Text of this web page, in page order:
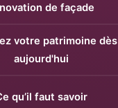
de façade
votre patrimoine dès
aujourd'hui
qu’il faut savoir